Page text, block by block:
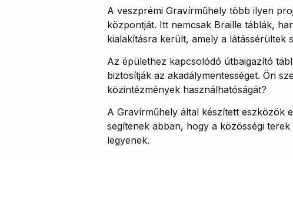
A veszprémi Gravírműhely több ilyen
központját. Itt nemcsak Braille táblák,
kialakításra került, amely a látássérültek
Az épülethez kapcsolódó útbaigazító
biztosítják az akadálymentességet. Ön
közintézmények használhatóságát?
A Gravírműhely által készített eszközök
segítenek abban, hogy a közösségi
legyenek.